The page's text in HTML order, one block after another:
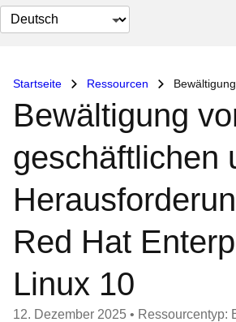
Sprache
auswählen
Startseite Ressourcen Bewältigung von geschäftlichen
Bewältigung
geschäftlichen
Red Hat
Linux 10
12. Dezember 2025 • Ressourcentyp: